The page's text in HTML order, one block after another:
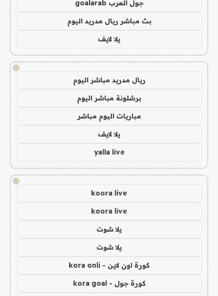
جول العرب goalarab
بث مباشر ريال مدريد اليوم
يلا لايف
!
ريال مدريد مباشر اليوم
برشلونة مباشر اليوم
مباريات اليوم مباشر
يلا لايف
yalla live
!
koora live
koora live
يلا شوت
يلا شوت
كورة اون لاين - kora onli
كورة جول - kora goal